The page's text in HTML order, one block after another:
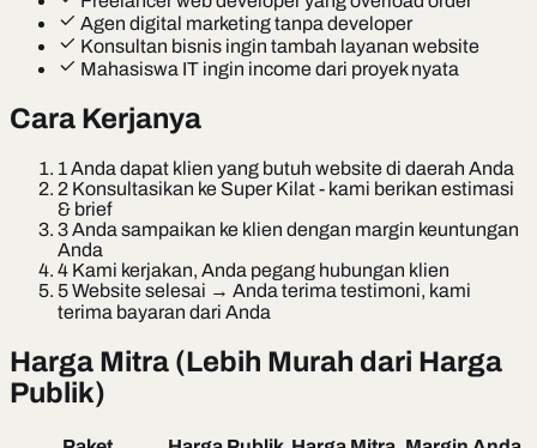
Agen digital marketing tanpa developer
Konsultan bisnis ingin tambah layanan website
Mahasiswa IT ingin income dari proyek nyata
Cara Kerjanya
1Anda dapat klien yang butuh website di daerah Anda
2 Konsultasikan ke Super Kilat - kami berikan estimasi
& brief
3Anda sampaikan ke klien dengan margin keuntungan
Anda
4 Kami kerjakan, Anda pegang hubungan klien
5Website selesai → Anda terima testimoni, kami
terima bayaran dari Anda
Harga Mitra (Lebih Murah dari Harga
Publik)